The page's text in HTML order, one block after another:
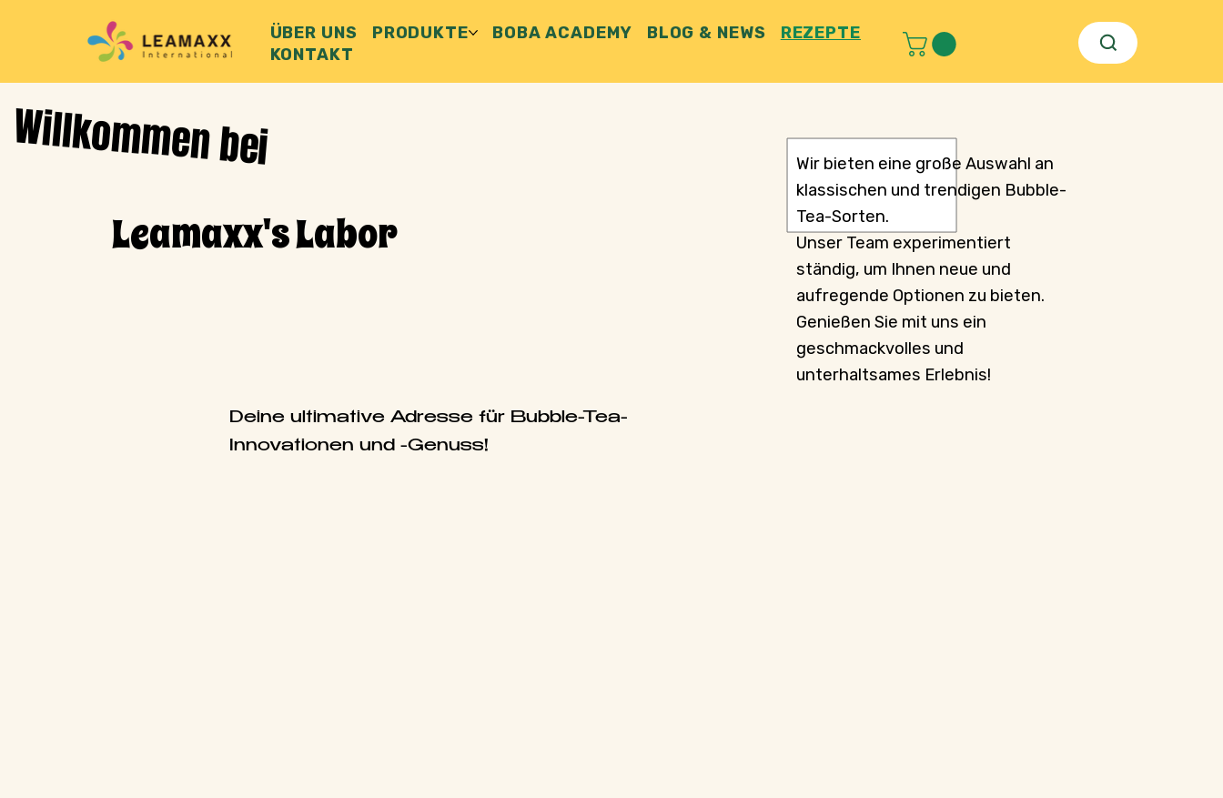
ÜBER UNS PRODUKTE BOBA ACADEMY BLOG & NEWS
REZEPTE
KONTAKT
Willkommen bei
Leamaxx's Labor
Deine ultimative Adresse für Bubble-Tea-
Innovationen und -Genuss!
Wir bieten eine große Auswahl an
klassischen und trendigen Bubble-
Tea-Sorten.
Unser Team experimentiert
ständig, um Ihnen neue und
aufregende Optionen zu bieten.
Genießen Sie mit uns ein
geschmackvolles und
unterhaltsames Erlebnis!